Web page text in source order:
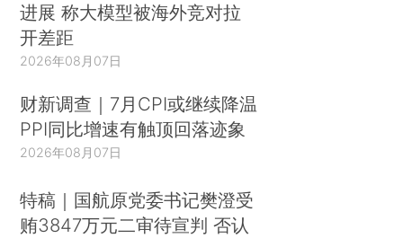
进展 称大模型被海外竞对拉
开差距
2026年08月07日
财新调查｜7月CPI或继续降温
PPI同比增速有触顶回落迹象
2026年08月07日
特稿｜国航原党委书记樊澄受
贿3847万元二审待宣判 否认